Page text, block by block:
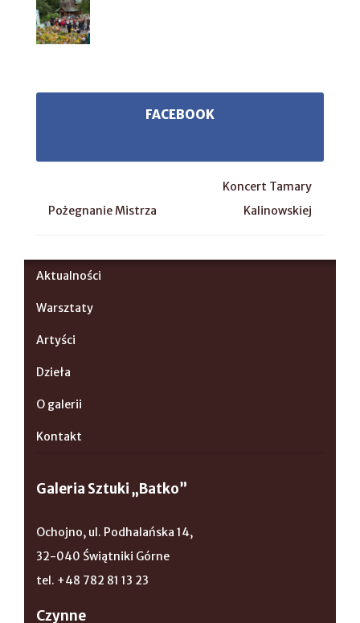
FACEBOOK
Pożegnanie Mistrza
Koncert Tamary
Kalinowskiej
Aktualności
Warsztaty
Artyści
Dzieła
O galerii
Kontakt
Galeria Sztuki „Batko”
Ochojno, ul. Podhalańska 14,
32-040 Świątniki Górne
tel. +48 782 81 13 23
Czynne